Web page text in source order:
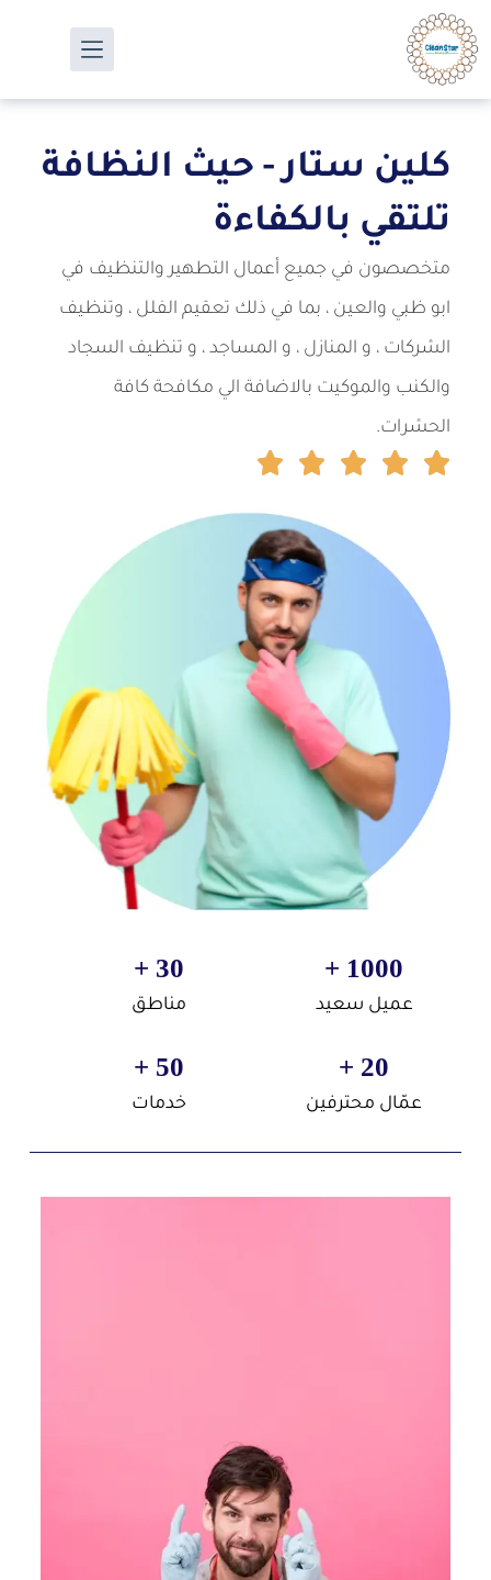
كلين ستار - حيث النظافة
تلتقي بالكفاءة
متخصصون في جميع أعمال التطهير والتنظيف في
ابو ظبي والعين ، بما في ذلك تعقيم الفلل ، وتنظيف
الشركات ، و المنازل ، و المساجد ، و تنظيف السجاد
والكنب والموكيت بالاضافة الي مكافحة كافة
الحشرات.





عميل سعيد
1000
مناطق
30
عمّال محترفين
20
خدمات
50